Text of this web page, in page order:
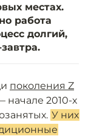
местах.
работа
долгий,
поколения Z
начале 2010-х
У них